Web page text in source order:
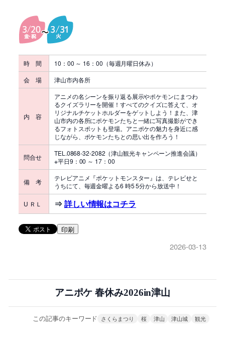
時 間
10：00 ～ 16：00（毎週月曜日休み）
会 場
津山市内各所
内 容
アニメの名シーンを振り返る展示やポケモンにまつわ
るクイズラリーを開催！すべてのクイズに答えて、オ
リジナルチケットホルダーをゲットしよう！また、津
山市内の各所にポケモンたちと一緒に写真撮影ができ
るフォトスポットも登場。アニポケの魅力を身近に感
じながら、ポケモンたちとの思い出を作ろう！
問合せ
TEL.0868-32-2082（津山観光キャンペーン推進会議）
※平日9：00 ～ 17：00
備 考
テレビアニメ『ポケットモンスター』は、テレビせと
うちにて、毎週金曜よる6 時5 5分から放送中！
U ＲＬ ⇒詳しい情報はコチラ
印刷
2026-03-13
アニポケ 春休み2026in津山
この記事のキーワード さくらまつり 桜 津山 津山城 観光